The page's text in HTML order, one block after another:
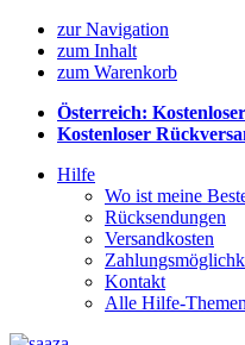
zur Navigation
zum Inhalt
zum Warenkorb
Österreich:
Kostenloser
Hilfe
Wo ist meine
Rücksendungen
Versandkosten
Kontakt
Alle Hilfe-Themen